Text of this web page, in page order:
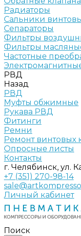
Радиаторы
Сальники
Сепараторы
Фильтры
Фильтры
Частотные
РВД
Назад
РВД
Муфты обжимные
Рукава РВД
Фитинги
Ремни
Ремонт винтовых
Опросные листы
Контакты
г. Челябинск, ул.
+7 (351) 270-98-14
Личный кабинет
Поиск